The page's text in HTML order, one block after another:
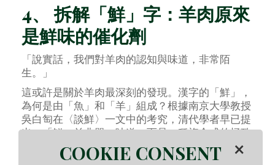
4、 拆解「鮮」字：羊肉原來
是鮮味的催化劑
「說實話，我們對羊肉的認知與味道，非常陌
生。」
這或許是關於羊肉最深刻的發現。漢字的「鮮」，
為何是由「魚」和「羊」組成？根據南京大學教授
吳白匋在〈談鮮〉一文中的考究，清代學者早已提
出，「鮮」並非單一味道，而是一種複合式的極致
COOKIE CONSENT ×